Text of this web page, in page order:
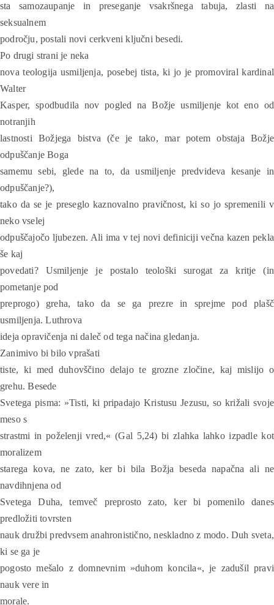
sta samozaupanje in preseganje vsakršnega tabuja, zlasti na
seksualnem
področju, postali novi cerkveni ključni besedi.
Po drugi strani je neka
nova teologija usmiljenja, posebej tista, ki jo je promoviral kardinal
Walter
Kasper, spodbudila nov pogled na Božje usmiljenje kot eno od
notranjih
lastnosti Božjega bistva (če je tako, mar potem obstaja Božje
odpuščanje Boga
samemu sebi, glede na to, da usmiljenje predvideva kesanje in
odpuščanje?),
tako da se je preseglo kaznovalno pravičnost, ki so jo spremenili v
neko vselej
odpuščajočo ljubezen. Ali ima v tej novi definiciji večna kazen pekla
še kaj
povedati? Usmiljenje je postalo teološki surogat za kritje (in
pometanje pod
preprogo) greha, tako da se ga prezre in sprejme pod plašč
usmiljenja. Luthrova
ideja opravičenja ni daleč od tega načina gledanja.
Zanimivo bi bilo vprašati
tiste, ki med duhovščino delajo te grozne zločine, kaj mislijo o
grehu. Besede
Svetega pisma: »Tisti, ki pripadajo Kristusu Jezusu, so križali svoje
meso s
strastmi in poželenji vred,« (Gal 5,24) bi zlahka lahko izpadle kot
moralizem
starega kova, ne zato, ker bi bila Božja beseda napačna ali ne
navdihnjena od
Svetega Duha, temveč preprosto zato, ker bi pomenilo danes
predložiti tovrsten
nauk družbi predvsem anahronistično, neskladno z modo. Duh sveta,
ki se ga je
pogosto mešalo z domnevnim »duhom koncila«, je zadušil pravi
nauk vere in
morale.